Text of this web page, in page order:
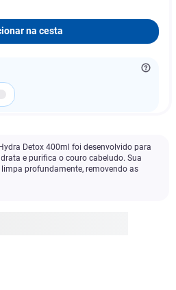
na cesta
Detox 400ml foi desenvolvido para
e purifica o couro cabeludo. Sua
profundamente, removendo as